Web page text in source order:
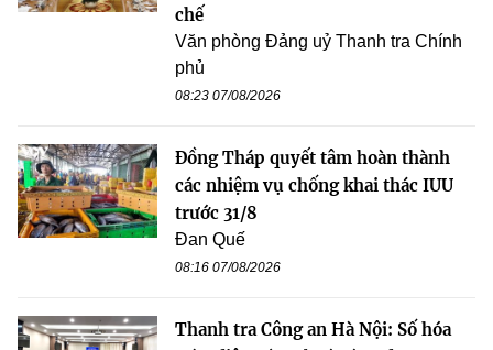
chế
Văn phòng Đảng uỷ Thanh tra Chính
phủ
08:23 07/08/2026
Đồng Tháp quyết tâm hoàn thành
các nhiệm vụ chống khai thác IUU
trước 31/8
Đan Quế
08:16 07/08/2026
Thanh tra Công an Hà Nội: Số hóa